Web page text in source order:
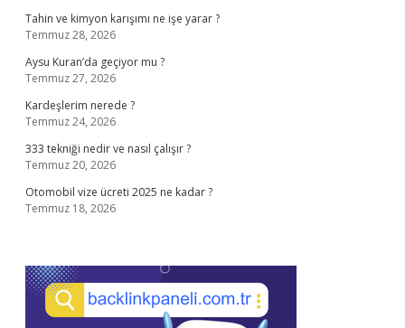
Tahin ve kimyon karışımı ne işe yarar ?
Temmuz 28, 2026
Aysu Kuran’da geçiyor mu ?
Temmuz 27, 2026
Kardeşlerim nerede ?
Temmuz 24, 2026
333 tekniği nedir ve nasıl çalışır ?
Temmuz 20, 2026
Otomobil vize ücreti 2025 ne kadar ?
Temmuz 18, 2026